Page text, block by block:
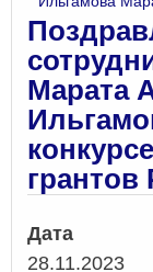
Марата
Дата
28.11.2023